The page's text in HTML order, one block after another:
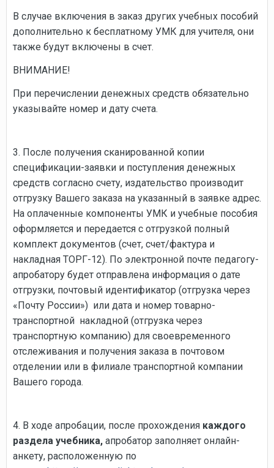
В случае включения в заказ других учебных пособий
дополнительно к бесплатному УМК для учителя, они
также будут включены в счет.
ВНИМАНИЕ!
При перечислении денежных средств обязательно
указывайте номер и дату счета.
3. После получения сканированной копии
спецификации-заявки и поступления денежных
средств согласно счету, издательство производит
отгрузку Вашего заказа на указанный в заявке адрес.
На оплаченные компоненты УМК и учебные пособия
оформляется и передается с отгрузкой полный
комплект документов (счет, счет/фактура и
накладная ТОРГ-12). По электронной почте педагогу-
апробатору будет отправлена информация о дате
отгрузки, почтовый идентификатор (отгрузка через
«Почту России») или дата и номер товарно-
транспортной накладной (отгрузка через
транспортную компанию) для своевременного
отслеживания и получения заказа в почтовом
отделении или в филиале транспортной компании
Вашего города.
4. В ходе апробации, после прохождения каждого
раздела учебника, апробатор заполняет онлайн-
анкету, расположенную по